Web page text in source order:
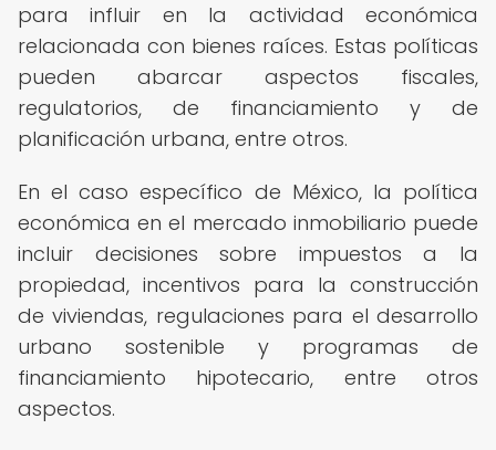
para influir en la actividad económica
relacionada con bienes raíces. Estas políticas
pueden abarcar aspectos fiscales,
regulatorios, de financiamiento y de
planificación urbana, entre otros.
En el caso específico de México, la política
económica en el mercado inmobiliario puede
incluir decisiones sobre impuestos a la
propiedad, incentivos para la construcción
de viviendas, regulaciones para el desarrollo
urbano sostenible y programas de
financiamiento hipotecario, entre otros
aspectos.